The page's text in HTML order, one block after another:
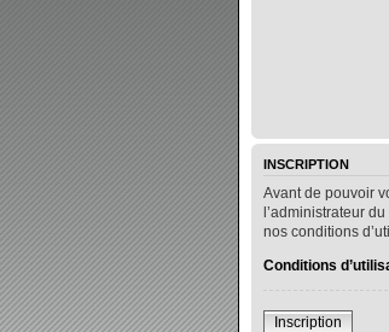
INSCRIPTION
Avant de pouvoir
l’administrateur
nos conditions
Conditions
Inscription